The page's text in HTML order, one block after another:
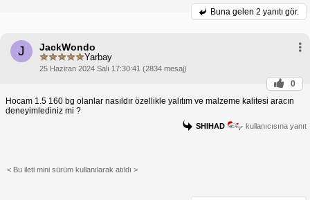
Buna gelen 2 yanıtı gör.
J JackWondo
Yarbay
25 Haziran 2024 Salı 17:30:41 (2834 mesaj)
0
Hocam 1.5 160 bg olanlar nasıldır özellikle yalıtım ve malzeme kalitesi aracın
deneyimlediniz mi ?
SHIHAD kullanıcısına yanıt
< Bu ileti mini sürüm kullanılarak atıldı >